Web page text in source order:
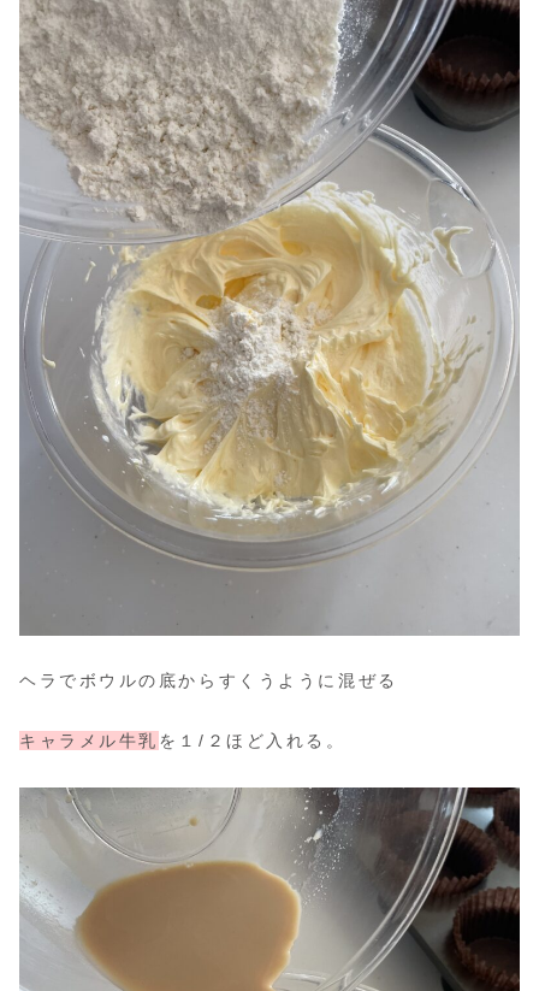
ヘラでボウルの底からすくうように混ぜる
キャラメル牛乳 を１/２ほど入れる。